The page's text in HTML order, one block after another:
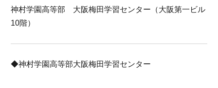
神村学園高等部 大阪梅田学習センター（大阪第一ビル
10階）
◆神村学園高等部大阪梅田学習センター